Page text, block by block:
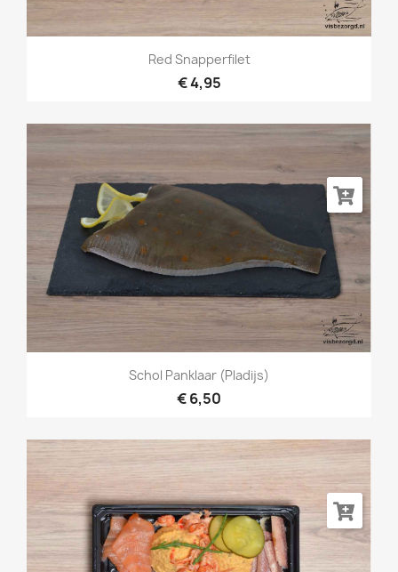
Red Snapperfilet
€ 4,95
Schol Panklaar (Pladijs)
€ 6,50